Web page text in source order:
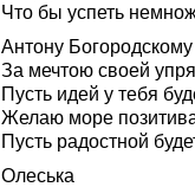
Что бы успеть
Антону Богородскому
За мечтою своей
Пусть идей у тебя
Желаю море
Пусть радостной
Олеська